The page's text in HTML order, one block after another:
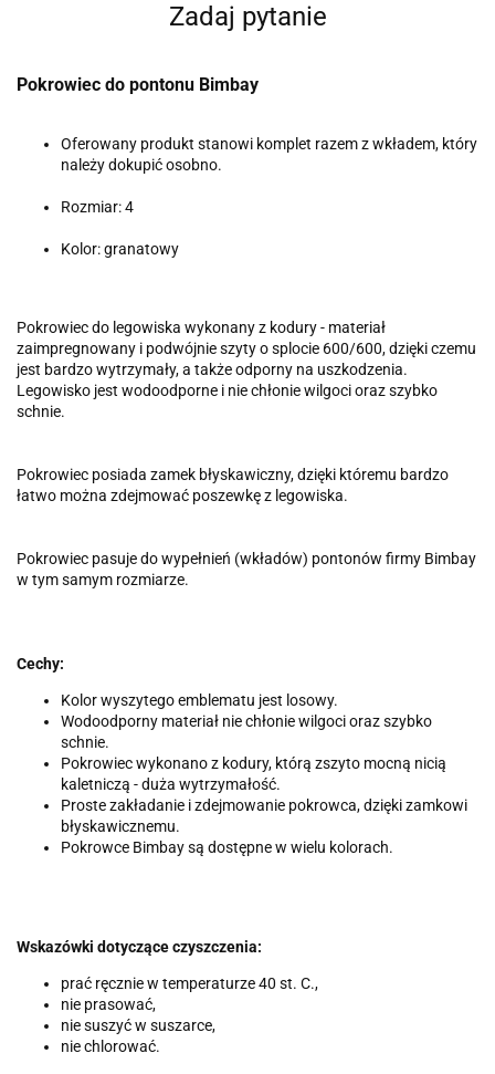
Zadaj pytanie
Pokrowiec do pontonu Bimbay
Oferowany produkt stanowi komplet razem z wkładem, który
należy dokupić osobno.
Rozmiar: 4
Kolor: granatowy
Pokrowiec do legowiska wykonany z kodury - materiał
zaimpregnowany i podwójnie szyty o splocie 600/600, dzięki czemu
jest bardzo wytrzymały, a także odporny na uszkodzenia.
Legowisko jest wodoodporne i nie chłonie wilgoci oraz szybko
schnie.
Pokrowiec posiada zamek błyskawiczny, dzięki któremu bardzo
łatwo można zdejmować poszewkę z legowiska.
Pokrowiec pasuje do wypełnień (wkładów) pontonów firmy Bimbay
w tym samym rozmiarze.
Cechy:
Kolor wyszytego emblematu jest losowy.
Wodoodporny materiał nie chłonie wilgoci oraz szybko
schnie.
Pokrowiec wykonano z kodury, którą zszyto mocną nicią
kaletniczą - duża wytrzymałość.
Proste zakładanie i zdejmowanie pokrowca, dzięki zamkowi
błyskawicznemu.
Pokrowce Bimbay są dostępne w wielu kolorach.
Wskazówki dotyczące czyszczenia:
prać ręcznie w temperaturze 40 st. C.,
nie prasować,
nie suszyć w suszarce,
nie chlorować.